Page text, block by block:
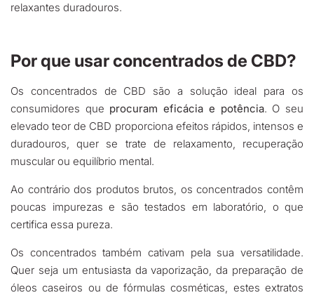
relaxantes duradouros.
Por que usar concentrados de CBD?
Os concentrados de CBD são a solução ideal para os
consumidores que procuram eficácia e potência. O seu
elevado teor de CBD proporciona efeitos rápidos, intensos e
duradouros, quer se trate de relaxamento, recuperação
muscular ou equilíbrio mental.
Ao contrário dos produtos brutos, os concentrados contêm
poucas impurezas e são testados em laboratório, o que
certifica essa pureza.
Os concentrados também cativam pela sua versatilidade.
Quer seja um entusiasta da vaporização, da preparação de
óleos caseiros ou de fórmulas cosméticas, estes extratos